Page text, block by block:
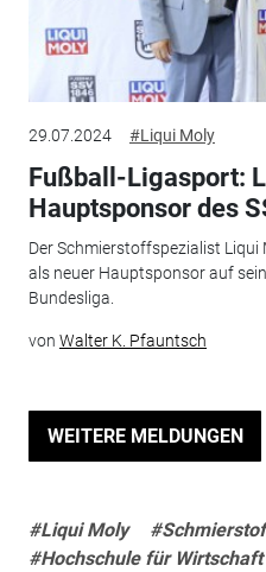
29.07.2024 #Liqui Moly
Fußball-Ligasport:
Hauptsponsor des
Der Schmierstoffspezialist Liqui
als neuer Hauptsponsor auf
Bundesliga.
von Walter K. Pfauntsch
WEITERE MELDUNGEN
#Liqui Moly
#Hochschule für